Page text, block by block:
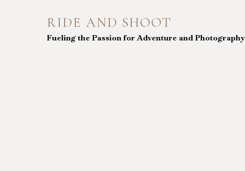
RIDE AND SHOOT
Fueling the Passion for Adventure and Photography